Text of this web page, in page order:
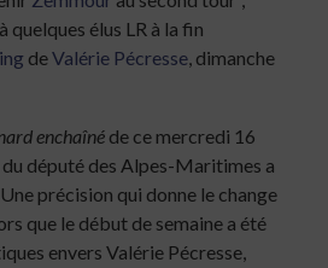
à quelques élus LR à la fin
deValérie Pécresse, dimanche
enchaîné de ce mercredi 16
du député des Alpes-Maritimes a
précision qui donne le change
que le début de semaine a été
envers Valérie Pécresse,